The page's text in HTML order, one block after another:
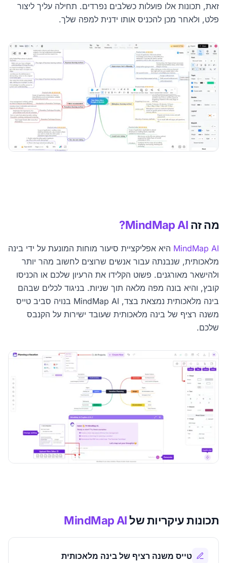
זאת, תכונות אלו פועלות כשלבים נפרדים. תחילה עליך ליצור
פלט, ולאחר מכן להכניס אותו ידנית למפה שלך.
מה זה MindMap AI?
MindMap AI היא אפליקציית סיעור מוחות המונעת על ידי בינה
מלאכותית, שנבנתה עבור אנשים שרוצים לחשוב מהר יותר
ולהישאר מאורגנים. פשוט הקלידו את הרעיון שלכם או הכניסו
קובץ, והיא בונה מפה מלאה תוך שניות. בניגוד לכלים שבהם
בינה מלאכותית נמצאת בצד, MindMap AI בנויה סביב טייס
משנה רציף של בינה מלאכותית שעובד ישירות על הקנבס
שלכם.
תכונות עיקריות שלMindMap AI
טייס משנה רציף של בינה מלאכותית